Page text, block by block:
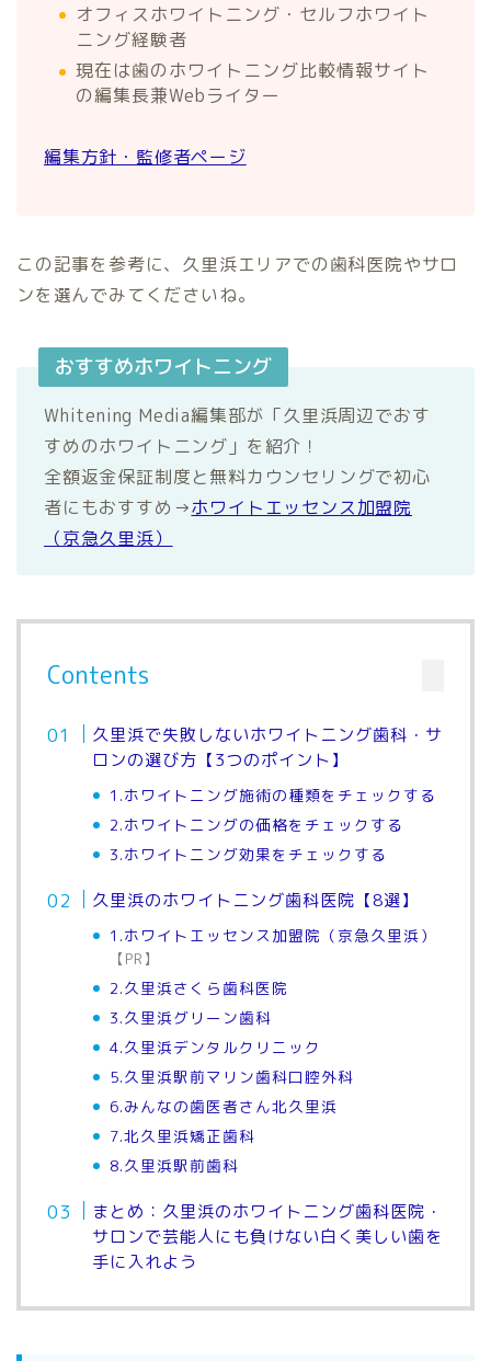
オフィスホワイトニング・セルフホワイト
ニング経験者
現在は歯のホワイトニング比較情報サイト
の編集長兼Webライター
編集方針・監修者ページ
この記事を参考に、久里浜エリアでの歯科医院やサロ
ンを選んでみてくださいね。
おすすめホワイトニング
Whitening Media編集部が「久里浜周辺でおす
すめのホワイトニング」を紹介！
全額返金保証制度と無料カウンセリングで初心
者にもおすすめ→ホワイトエッセンス加盟院
（京急久里浜）
Contents
久里浜で失敗しないホワイトニング歯科・サ
ロンの選び方【3つのポイント】
1.ホワイトニング施術の種類をチェックする
2.ホワイトニングの価格をチェックする
3.ホワイトニング効果をチェックする
久里浜のホワイトニング歯科医院【8選】
1.ホワイトエッセンス加盟院（京急久里浜）
【PR】
2.久里浜さくら歯科医院
3.久里浜グリーン歯科
4.久里浜デンタルクリニック
5.久里浜駅前マリン歯科口腔外科
6.みんなの歯医者さん北久里浜
7.北久里浜矯正歯科
8.久里浜駅前歯科
まとめ：久里浜のホワイトニング歯科医院・
サロンで芸能人にも負けない白く美しい歯を
手に入れよう